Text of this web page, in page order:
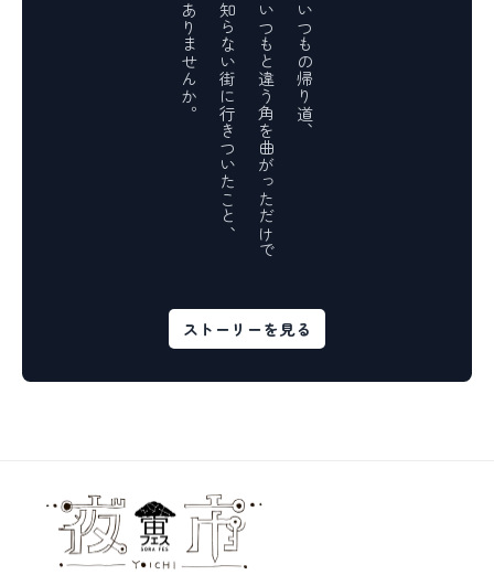
いつもの帰り道、
いつもと違う角を曲がっただけで
知らない街に行きついたこと、
ありませんか。
ストーリーを見る